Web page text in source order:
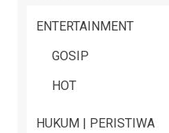
ENTERTAINMENT
GOSIP
HOT
HUKUM | PERISTIWA